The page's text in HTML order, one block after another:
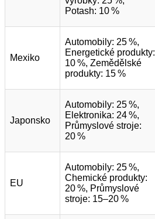
Potash: 10 %
Mexiko
Automobily: 25 %,
Energetické produkty:
10 %, Zemědělské
produkty: 15 %
Japonsko
Automobily: 25 %,
Elektronika: 24 %,
Průmyslové stroje:
20 %
EU
Automobily: 25 %,
Chemické produkty:
20 %, Průmyslové
stroje: 15–20 %